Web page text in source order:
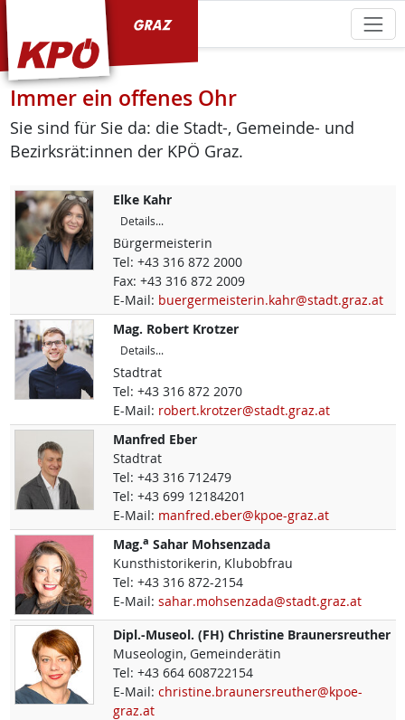
Immer ein offenes Ohr
Sie sind für Sie da: die Stadt-, Gemeinde- und
Bezirksrät:innen der KPÖ Graz.
Elke Kahr
Details...
Bürgermeisterin
Tel: +43 316 872 2000
Fax: +43 316 872 2009
E-Mail: buergermeisterin.kahr@stadt.graz.at
Mag. Robert Krotzer
Details...
Stadtrat
Tel: +43 316 872 2070
E-Mail: robert.krotzer@stadt.graz.at
Manfred Eber
Stadtrat
Tel: +43 316 712479
Tel: +43 699 12184201
E-Mail: manfred.eber@kpoe-graz.at
Mag.a Sahar Mohsenzada
Kunsthistorikerin, Klubobfrau
Tel: +43 316 872-2154
E-Mail: sahar.mohsenzada@stadt.graz.at
Dipl.-Museol. (FH) Christine Braunersreuther
Museologin, Gemeinderätin
Tel: +43 664 608722154
E-Mail: christine.braunersreuther@kpoe-
graz.at